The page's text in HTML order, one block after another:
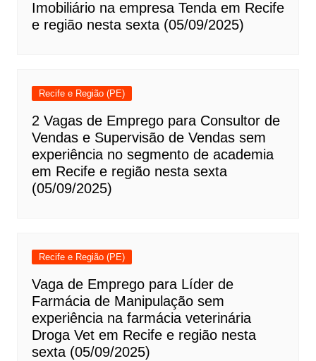
Imobiliário na empresa Tenda em Recife
e região nesta sexta (05/09/2025)
Recife e Região (PE)
2 Vagas de Emprego para Consultor de
Vendas e Supervisão de Vendas sem
experiência no segmento de academia
em Recife e região nesta sexta
(05/09/2025)
Recife e Região (PE)
Vaga de Emprego para Líder de
Farmácia de Manipulação sem
experiência na farmácia veterinária
Droga Vet em Recife e região nesta
sexta (05/09/2025)